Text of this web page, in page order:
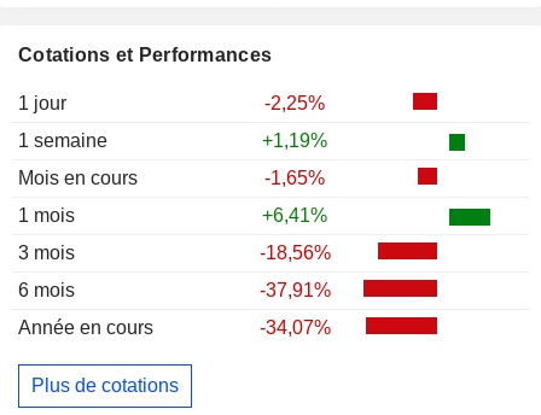
Cotations et Performances
1 jour
-2,25%
1 semaine
+1,19%
Mois en cours
-1,65%
1 mois
+6,41%
3 mois
-18,56%
6 mois
-37,91%
Année en cours
-34,07%
Plus de cotations